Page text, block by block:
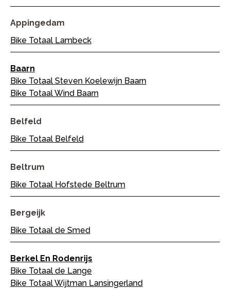
Appingedam
Bike Totaal Lambeck
Baarn
Bike Totaal Steven Koelewijn Baarn
Bike Totaal Wind Baarn
Belfeld
Bike Totaal Belfeld
Beltrum
Bike Totaal Hofstede Beltrum
Bergeijk
Bike Totaal de Smed
Berkel En Rodenrijs
Bike Totaal de Lange
Bike Totaal Wijtman Lansingerland